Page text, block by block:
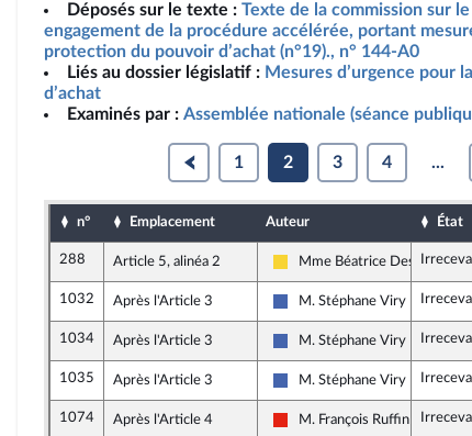
Déposés sur le texte : Texte de la commission sur
engagement de la procédure accélérée, portant
protection du pouvoir d’achat (n°19)., n° 144-A0
Liés au dossier législatif : Mesures d’urgence pour
d’achat
Examinés par : Assemblée nationale (séance
1 2 3 4 ...
n° Emplacement Auteur État
288 Article 5, alinéa 2
Libertés, Indépendants,
Mme Béatrice Descamps
1032 Après l'Article 3
Les Républicains
M. Stéphane Viry
1034 Après l'Article 3
Les Républicains
M. Stéphane Viry
1035 Après l'Article 3
Les Républicains
M. Stéphane Viry
1074 Après l'Article 4
La France insoumise -
M. François Ruffin